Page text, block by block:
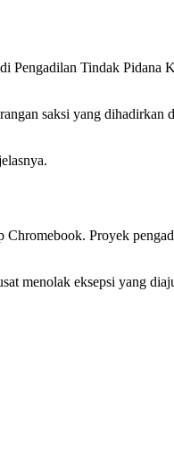
Pengadilan Tindak Pidana
saksi yang dihadirkan
Proyek
menolak eksepsi yang